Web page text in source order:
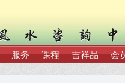
服务 课程 吉祥品 会